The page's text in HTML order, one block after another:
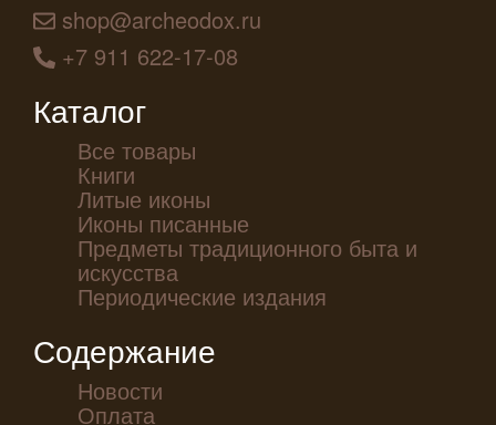
shop@archeodox.ru
+7 911 622-17-08
Каталог
Все товары
Книги
Литые иконы
Иконы писанные
Предметы традиционного быта и
искусства
Периодические издания
Содержание
Новости
Оплата